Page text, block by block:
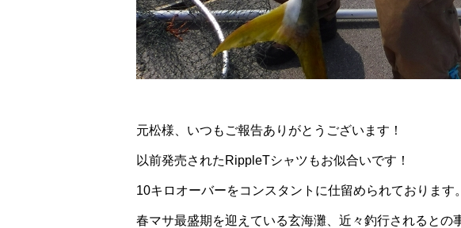
元松様、いつもご報告ありがとうございます！
以前発売されたRippleTシャツもお似合いです！
10キロオーバーをコンスタントに仕留められております。
春マサ最盛期を迎えている玄海灘、近々釣行されると